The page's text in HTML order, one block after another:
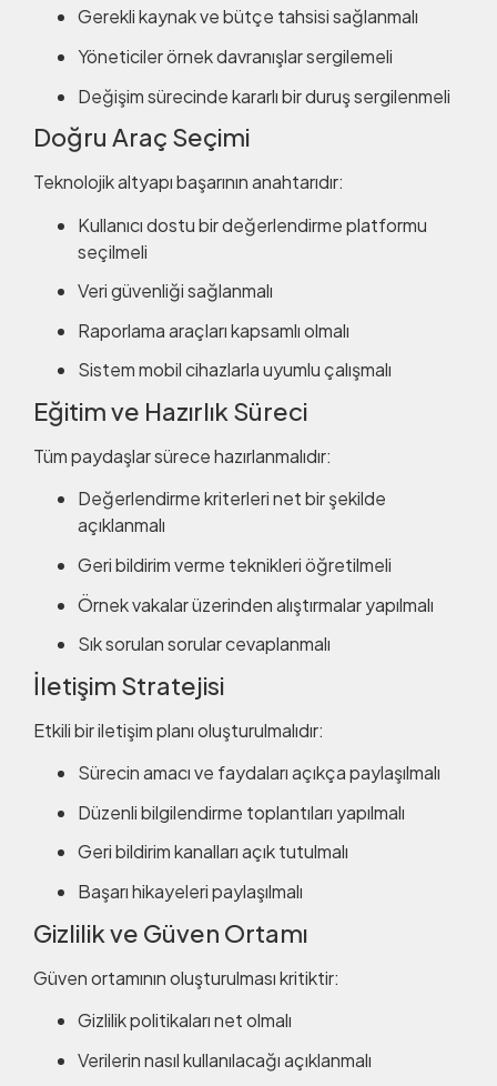
Gerekli kaynak ve bütçe tahsisi sağlanmalı
Yöneticiler örnek davranışlar sergilemeli
Değişim sürecinde kararlı bir duruş sergilenmeli
Doğru Araç Seçimi
Teknolojik altyapı başarının anahtarıdır:
Kullanıcı dostu bir değerlendirme platformu
seçilmeli
Veri güvenliği sağlanmalı
Raporlama araçları kapsamlı olmalı
Sistem mobil cihazlarla uyumlu çalışmalı
Eğitim ve Hazırlık Süreci
Tüm paydaşlar sürece hazırlanmalıdır:
Değerlendirme kriterleri net bir şekilde
açıklanmalı
Geri bildirim verme teknikleri öğretilmeli
Örnek vakalar üzerinden alıştırmalar yapılmalı
Sık sorulan sorular cevaplanmalı
İletişim Stratejisi
Etkili bir iletişim planı oluşturulmalıdır:
Sürecin amacı ve faydaları açıkça paylaşılmalı
Düzenli bilgilendirme toplantıları yapılmalı
Geri bildirim kanalları açık tutulmalı
Başarı hikayeleri paylaşılmalı
Gizlilik ve Güven Ortamı
Güven ortamının oluşturulması kritiktir:
Gizlilik politikaları net olmalı
Verilerin nasıl kullanılacağı açıklanmalı